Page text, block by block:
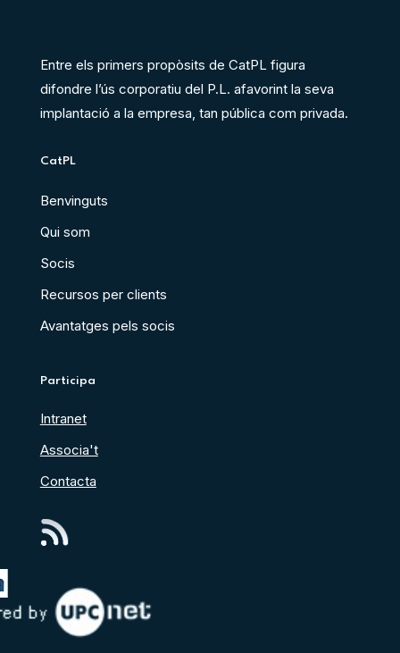
Entre els primers propòsits de CatPL figura
difondre l’ús corporatiu del P.L. afavorint la seva
implantació a la empresa, tan pública com privada.
CatPL
Benvinguts
Qui som
Socis
Recursos per clients
Avantatges pels socis
Participa
Intranet
Associa't
Contacta